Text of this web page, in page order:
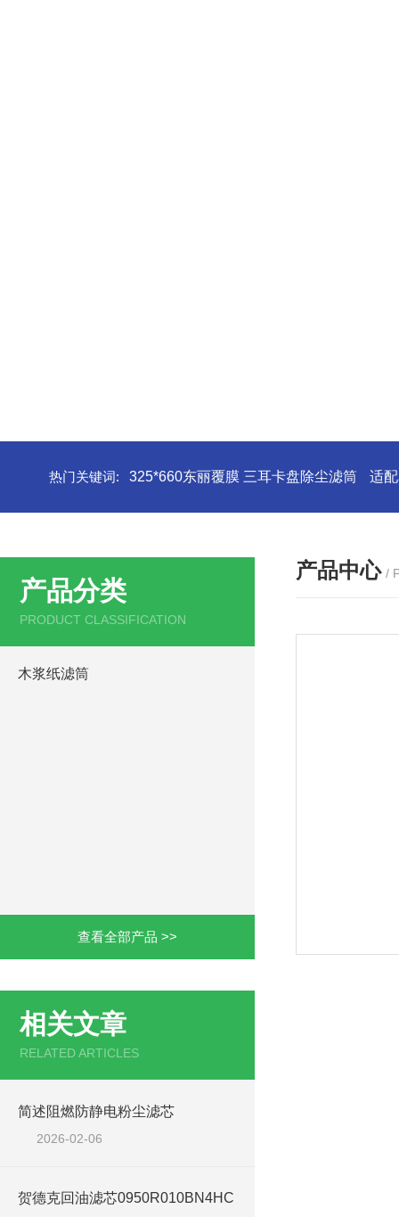
热门关键词: 325*660东丽覆膜 三耳卡盘除尘滤筒 适
产品分类
PRODUCT CLASSIFICATION
木浆纸滤筒
查看全部产品 >>
相关文章
RELATED ARTICLES
简述阻燃防静电粉尘滤芯
2026-02-06
贺德克回油滤芯0950R010BN4HC
产品中心 /